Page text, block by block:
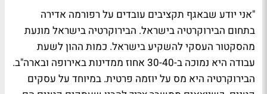
"אני יודע שבאגף תקציבים עובדים על רפורמה אדירה
בתחום הבירוקרטיה בישראל. הבירוקרטיה בישראל מונעת
מהסקטור העסקי להשקיע בישראל. כמות ההון לשעת
עבודה היא נמוכה ב-30-40 אחוז ממדינות באירופה ובארה"ב.
הבירוקרטיה היא מס על יוזמה פרטית. במיוחד על עסקים